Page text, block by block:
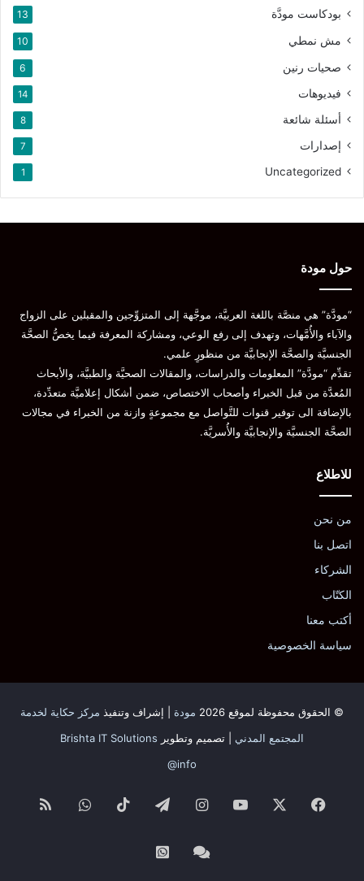
بودكاست مودَّة 13
مش نمطي 10
صحيات رنين 6
فيديوهات 14
أسئلة شائعة 8
إصدارات 7
Uncategorized
1
حول مودة
“مودَّة” هي منصَّة باللغة العربيَّة، موجَّهة إلى المتزوِّجين والمقبلين على الزواج
والآباء والأُمَّهات، وتهدف إلى رفع الوعي، ومشاركة المعرفة فيما يخصُّ الصحَّة
الجنسيَّة والصحَّة الإنجابيَّة من منظورٍ علمي.
تقدِّم “مودَّة” المعلومات والدراسات، والمقالات الصحيَّة والطبيَّة، والأبحاث
المُعدَّة من قبل الخبراء وأصحاب الاختصاص، ضمن أشكال إعلاميَّة متعدِّدة،
بالإضافة الى توفير قنوات للتَّواصل مع مجموعةٍ وازنة من الخبراء في مجالات
الصحَّة الجنسيَّة والإنجابيَّة والأُسريَّة.
للاطلاع
من نحن
اتصل بنا
الشركاء
الكتّاب
أكتب معنا
سياسة الخصوصية
© الحقوق محفوظة لموقع 2026 مودة | إشراف وتنفيذ مركز حكاية لخدمة
المجتمع المدني | تصميم وتطوير Brishta IT Solutions
info@
فيسبوك ‫YouTubeانستقرامتيلقرام ‫TikTokواتسابملخص
Facebook
Whatsapp